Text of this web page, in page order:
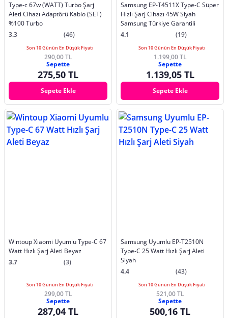
Type-c 67w (WATT) Turbo Şarj
Aleti Cihazı Adaptörü Kablo (SET)
%100 Turbo
3.3
(46)
Son 10 Günün En Düşük Fiyatı
290,00 TL
Sepette
275,50 TL
Sepete Ekle
Samsung EP-T4511X Type-C Süper
Hızlı Şarj Cihazı 45W Siyah
Samsung Türkiye Garantili
4.1
(19)
Son 10 Günün En Düşük Fiyatı
1.199,00 TL
Sepette
1.139,05 TL
Sepete Ekle
Wintoup Xiaomi Uyumlu Type-C 67
Watt Hızlı Şarj Aleti Beyaz
3.7
(3)
Son 10 Günün En Düşük Fiyatı
299,00 TL
Sepette
287,04 TL
Samsung Uyumlu EP-T2510N
Type-C 25 Watt Hızlı Şarj Aleti
Siyah
4.4
(43)
Son 10 Günün En Düşük Fiyatı
521,00 TL
Sepette
500,16 TL